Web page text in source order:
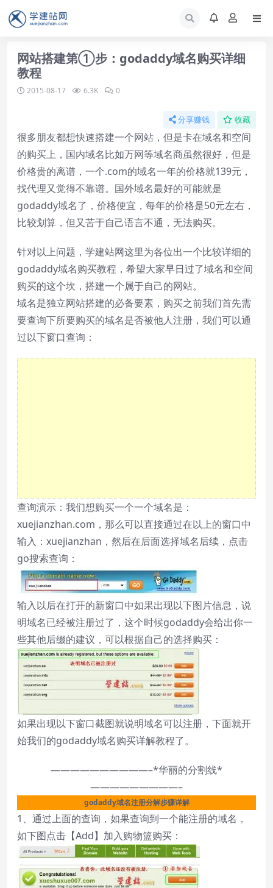
网站搭建第①步：godaddy域名购买详细
教程
2015-08-17 6.3K 0
分享赚钱 收藏
很多朋友都想快速搭建一个网站，但是卡在域名和空间
的购买上，国内域名比如万网等域名商虽然很好，但是
价格贵的离谱，一个.com的域名一年的价格就139元，
找代理又觉得不靠谱。国外域名最好的可能就是
godaddy域名了，价格便宜，每年的价格是50元左右，
比较划算，但又苦于自己语言不通，无法购买。
针对以上问题，学建站网这里为各位出一个比较详细的
godaddy域名购买教程，希望大家早日过了域名和空间
购买的这个坎，搭建一个属于自己的网站。
域名是独立网站搭建的必备要素，购买之前我们首先需
要查询下所要购买的域名是否被他人注册，我们可以通
过以下窗口查询：
查询演示：我们想购买一个一个域名是：
xuejianzhan.com，那么可以直接通过在以上的窗口中
输入：xuejianzhan，然后在后面选择域名后续，点击
go搜索查询：
输入以后在打开的新窗口中如果出现以下图片信息，说
明域名已经被注册过了，这个时候godaddy会给出你一
些其他后缀的建议，可以根据自己的选择购买：
如果出现以下窗口截图就说明域名可以注册，下面就开
始我们的godaddy域名购买详解教程了。
——————————–*华丽的分割线*
—————————–
godaddy域名注册分解步骤详解
1、通过上面的查询，如果查询到一个能注册的域名，
如下图点击【Add】加入购物篮购买：